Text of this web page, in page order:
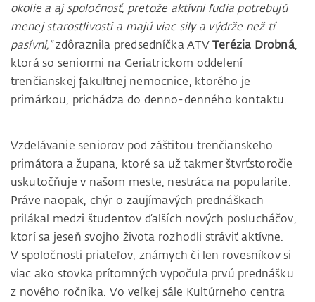
okolie a aj spoločnosť, pretože aktívni ľudia potrebujú
menej starostlivosti a majú viac sily a výdrže než tí
pasívni,“zdôraznila predsedníčka ATVTerézia Drobná,
ktorá so seniormi na Geriatrickom oddelení
trenčianskej fakultnej nemocnice, ktorého je
primárkou, prichádza do denno-denného kontaktu.
Vzdelávanie seniorov pod záštitou trenčianskeho
primátora a župana, ktoré sa už takmer štvrťstoročie
uskutočňuje v našom meste, nestráca na popularite.
Práve naopak, chýr o zaujímavých prednáškach
prilákal medzi študentov ďalších nových poslucháčov,
ktorí sa jeseň svojho života rozhodli stráviť aktívne.
V spoločnosti priateľov, známych či len rovesníkov si
viac ako stovka prítomných vypočula prvú prednášku
z nového ročníka. Vo veľkej sále Kultúrneho centra